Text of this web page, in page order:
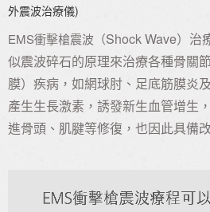
外震波治療儀)
EMS衝擊槍震波（Shock Wave）治
似震波碎石的原理來治療各種骨關
膜）疾病，如網球肘、足底筋膜炎
產生生長激素，誘發新生血管增生
進骨頭、肌腱等修復，也因此具備